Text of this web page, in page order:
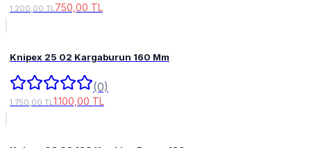
1.200,00 TL750,00 TL
Knipex 25 02 Kargaburun 160 Mm
(0)
1.750,00 TL1.100,00 TL